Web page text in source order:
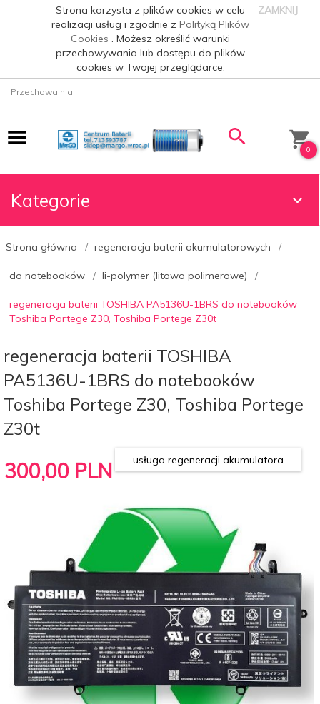
Strona korzysta z plików cookies w celu
realizacji usług i zgodnie zPolityką Plików
Cookies. Możesz określić warunki
przechowywania lub dostępu do plików
cookies w Twojej przeglądarce.
ZAMKNIJ
Przechowalnia
0
Kategorie
Strona główna regeneracja baterii akumulatorowych
do notebooków li-polymer (litowo polimerowe)
regeneracja baterii TOSHIBA PA5136U-1BRS do notebooków
Toshiba Portege Z30, Toshiba Portege Z30t
regeneracja baterii TOSHIBA
PA5136U-1BRS do notebooków
Toshiba Portege Z30, Toshiba Portege
Z30t
300,00 PLN usługa regeneracji akumulatora